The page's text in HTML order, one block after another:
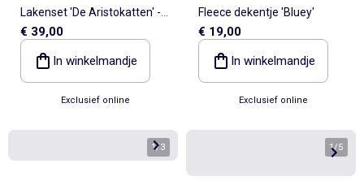
Lakenset 'De Aristokatten' -
1-persoonsbed
€ 39,00
In winkelmandje
Exclusief online
Fleece dekentje 'Bluey'
€ 19,00
In winkelmandje
Exclusief online
1/3 1/5